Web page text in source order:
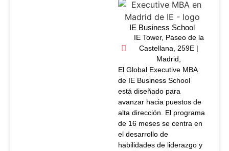
IE Business School
IE Tower, Paseo de la
Castellana, 259E |
Madrid,
El Global Executive MBA
de IE Business School
está diseñado para
avanzar hacia puestos de
alta dirección. El programa
de 16 meses se centra en
el desarrollo de
habilidades de liderazgo y